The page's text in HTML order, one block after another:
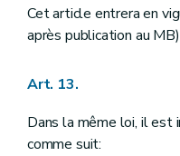
Cet article entrera en
après publication au
Art. 13.
Dans la même loi, il est
comme suit: